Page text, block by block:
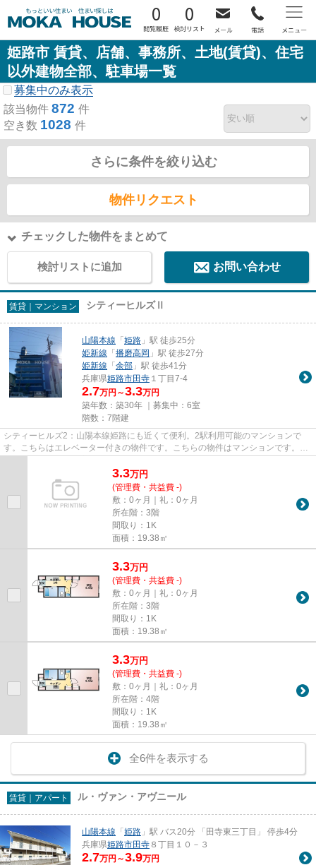
0 0
姫路市 賃貸、店舗、事務所、土地(賃貸)、住宅
以外建物全部、駐車場一覧
募集中のみ表示
該当物件 872 件
空き数 1028 件
さらに条件を絞り込む
物件リクエスト
チェックした物件をまとめて
検討リストに追加 お問い合わせ
賃貸｜マンション シティーヒルズⅡ
山陽本線 「姫路 」駅 徒歩25分
姫新線 「播磨高岡 」駅 徒歩27分
姫新線 「余部 」駅 徒歩41分
兵庫県姫路市田寺 １丁目7-4
2.7万円～3.3万円
築年数：築30年 ｜募集中： 6室
階数：7階建
シティーヒルズ2：山陽本線姫路にも近くて便利。2駅利用可能のマンションで
す。こちらはエレベーター付きの物件です。こちらの物件はマンションです。で
きるだけ早めに不動産情報を集...
3.3万円
(管理費・共益費 -)
敷：0ヶ月｜礼：0ヶ月
所在階：3階
間取り：1K
面積：19.38㎡
3.3万円
(管理費・共益費 -)
敷：0ヶ月｜礼：0ヶ月
所在階：3階
間取り：1K
面積：19.38㎡
3.3万円
(管理費・共益費 -)
敷：0ヶ月｜礼：0ヶ月
所在階：4階
間取り：1K
面積：19.38㎡
全6件を表示する
賃貸｜アパート ル・ヴァン・アヴニール
山陽本線 「姫路 」駅 バス20分 「田寺東三丁目」 停歩4分
兵庫県姫路市田寺 ８丁目１０－３
2.7万円～3.9万円